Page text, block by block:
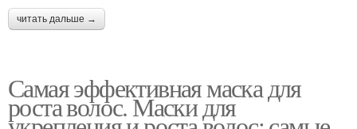
читать дальше →
Самая эффективная маска для
роста волос. Маски для